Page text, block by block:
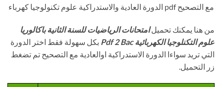
مع التصحيح pdf الدورة العادية والاستدراكية علوم تكنولوجيا كهرباء
من هنا يمكنك تحميلامتحانات الرياضيات للسنة الثانية باكالوريا
علوم التكنلوجيا الكهربائية Pdf 2 Bac
بكل سهولة فقط اختر الدورة
التي تريد سواءا الدورة الاستدراكية اوالعادية مع التصحيح تم تضغط
زر التحميل.